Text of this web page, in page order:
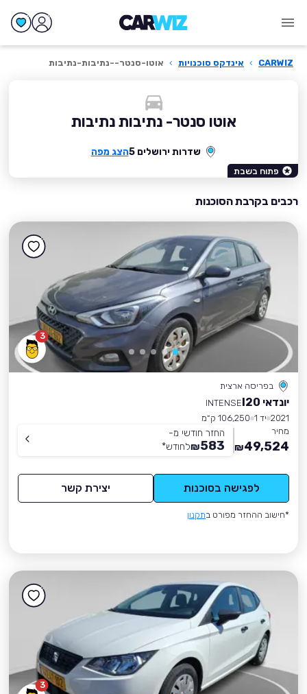
CARWIZ
› אינדקס סוכנויות › אוטו-סנטר--נתיבות-נתיבות
אוטו סנטר- נתיבות נתיבות
שדרות ירושלים 5 הצג מפה
פתוח בשבת
רכבים בקרבת הסוכנות
3
בפריסה ארצית
יונדאי I20
INTENSE
2021 יד 1
106,250 ק״מ
מחיר
49,524
₪
החזר חודשי מ-
583
₪לחודש*
לפגישה בסוכנות יצירת קשר
*חישוב ההחזר מפורט בתקנון
3